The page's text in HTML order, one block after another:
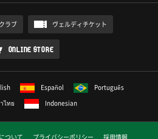
ラブ ヴェルディチケット
ONLINE STORE
Español
Português
ไทย
Indonesian
ついて プライバシーポリシー 採用情報